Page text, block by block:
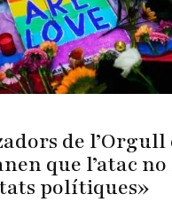
de l’Orgull
que l’atac
polítiques»